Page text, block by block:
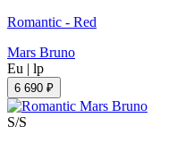
Romantic - Red
Mars Bruno
Eu | lp
6 690 ₽
S/S